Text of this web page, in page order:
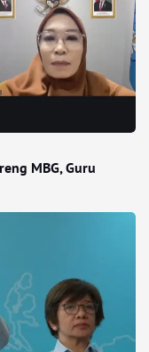
MBG, Guru